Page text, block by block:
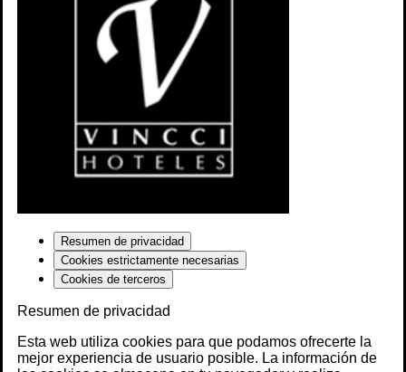
Resumen de privacidad
Cookies estrictamente necesarias
Cookies de terceros
Resumen de privacidad
Esta web utiliza cookies para que podamos ofrecerte la
mejor experiencia de usuario posible. La información de